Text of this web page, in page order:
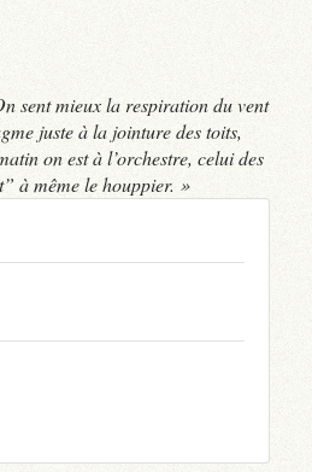
sent mieux la respiration du vent
juste à la jointure des toits,
on est à l’orchestre, celui des
à même le houppier. »